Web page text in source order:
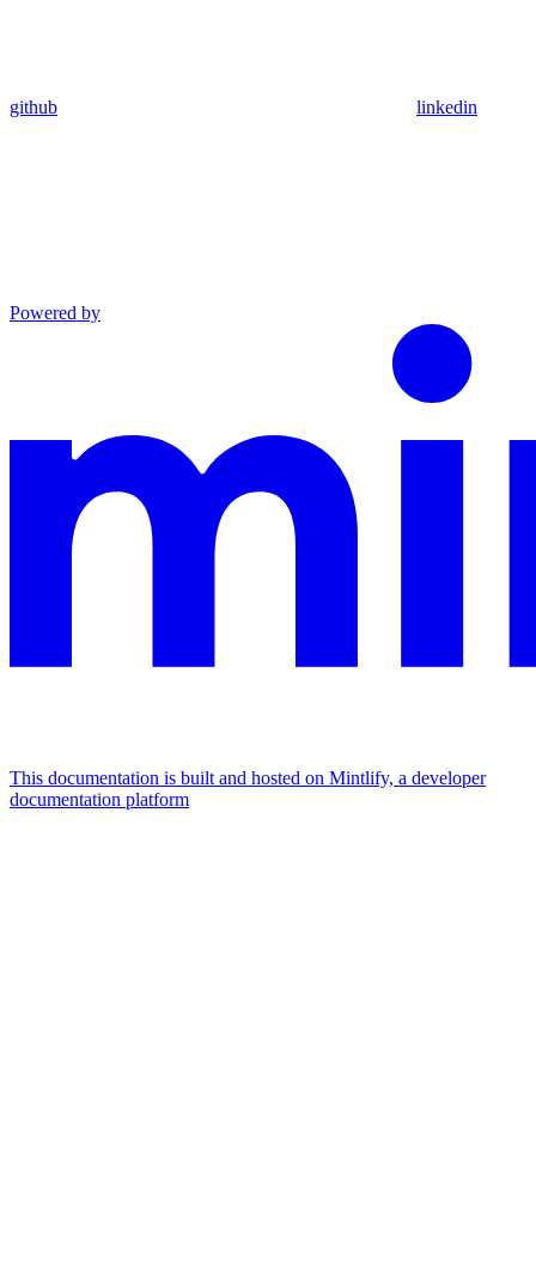
github linkedin
Powered by
This documentation is built and hosted on Mintlify, a developer
documentation platform